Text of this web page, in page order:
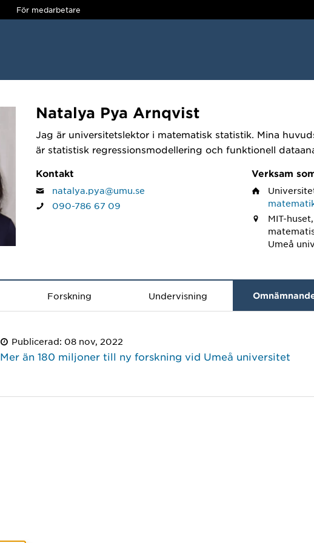
För medarbetare
Natalya Pya Arnqvist
Jag är universitetslektor i matematisk statistik. Mina
är statistisk regressionsmodellering och funktionell
Kontakt
natalya.pya@umu.se
090-786 67 09
Verksam
MIT-
Umeå
Forskning Undervisning
Publicerad: 08 nov, 2022
Mer än 180 miljoner till ny forskning vid Umeå universitet